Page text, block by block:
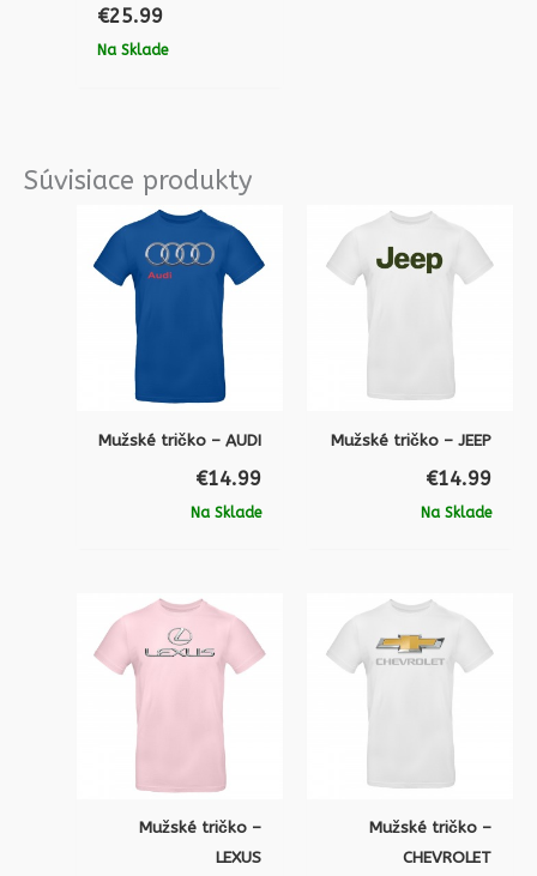
€25.99
Na Sklade
Súvisiace produkty
Mužské tričko – AUDI
€14.99
Na Sklade
Mužské tričko – JEEP
€14.99
Na Sklade
Mužské tričko –
LEXUS
Mužské tričko –
CHEVROLET